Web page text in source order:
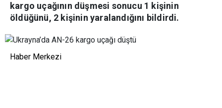
kargo uçağının düşmesi sonucu 1 kişinin
öldüğünü, 2 kişinin yaralandığını bildirdi.
Haber Merkezi